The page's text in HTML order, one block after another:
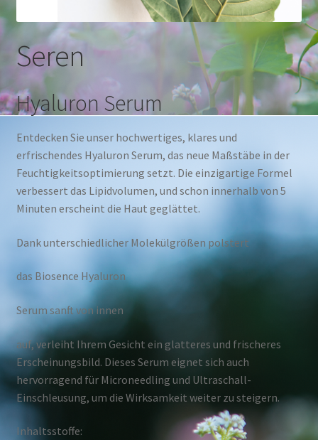
Seren
Hyaluron Serum
Entdecken Sie unser hochwertiges, klares und
erfrischendes Hyaluron Serum, das neue Maßstäbe in der
Feuchtigkeitsoptimierung setzt. Die einzigartige Formel
verbessert das Lipidvolumen, und schon innerhalb von 5
Minuten erscheint die Haut geglättet.
Dank unterschiedlicher Molekülgrößen polstert
das Biosence Hyaluron
Serum sanft von innen
auf, verleiht Ihrem Gesicht ein glatteres und frischeres
Erscheinungsbild. Dieses Serum eignet sich auch
hervorragend für Microneedling und Ultraschall-
Einschleusung, um die Wirksamkeit weiter zu steigern.
Inhaltsstoffe: